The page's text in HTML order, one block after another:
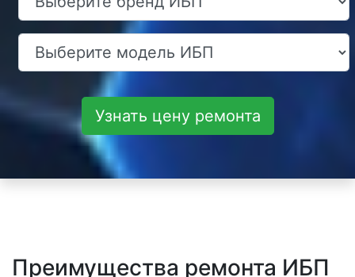
Узнать цену ремонта
Преимущества ремонта ИБП